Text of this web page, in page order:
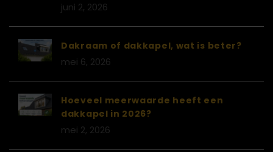
juni 2, 2026
Dakraam of dakkapel, wat is beter?
mei 6, 2026
Hoeveel meerwaarde heeft een
dakkapel in 2026?
mei 2, 2026